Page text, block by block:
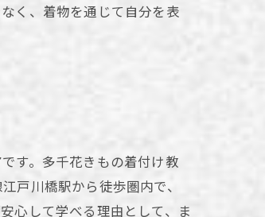
く、着物を通じて自分を表
す。多千花きもの着付け教
戸川橋駅から徒歩圏内で、
心して学べる理由として、ま